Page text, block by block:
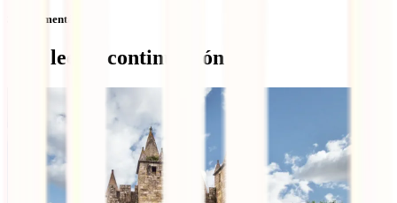
Sem comentários
Qué leer a continuación